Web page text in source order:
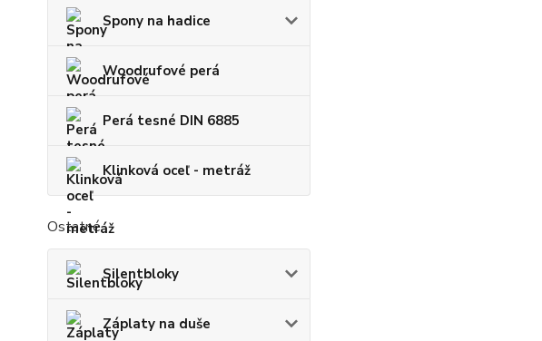
Spony na hadice
Woodrufové perá
Perá tesné DIN 6885
Klinková oceľ - metráž
Ostatné
Silentbloky
Záplaty na duše